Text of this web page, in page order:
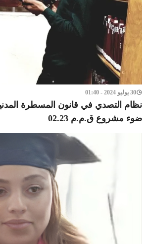
30 يوليو 2024 - 01:40
نظام التصدي في قانون المسطرة
ضوء مشروع ق.م.م 02.23